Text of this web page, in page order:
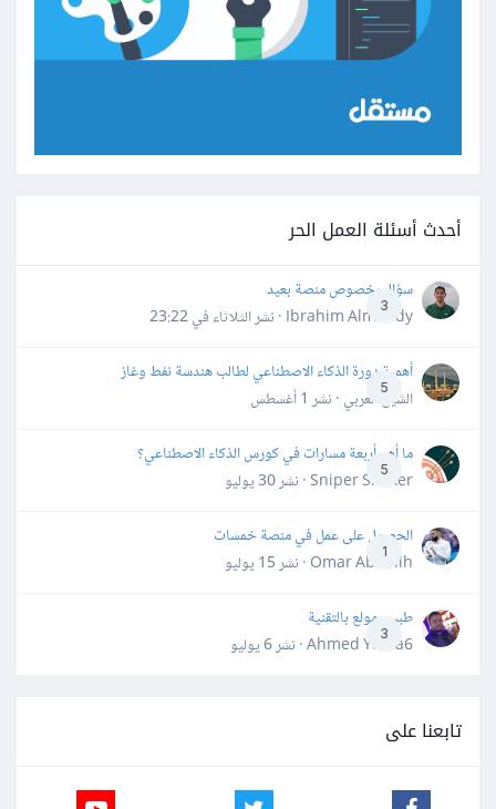
أحدث أسئلة العمل الحر
3
سؤال بخصوص منصة بعيد
Ibrahim Almahdy · نشر
الثلاثاء في 23:22
5
أهمية دورة الذكاء الاصطناعي لطالب هندسة نفط وغاز
الشيخ العربي · نشر 1 أغسطس
5
ما أهم أربعة مسارات في كورس الذكاء الاصطناعي؟
Sniper Shaker · نشر
30 يوليو
1
الحصول على عمل في منصة خمسات
Omar Abdallh · نشر
15 يوليو
3
طبيب مولع بالتقنية
Ahmed Yahia6 · نشر
6 يوليو
تابعنا على